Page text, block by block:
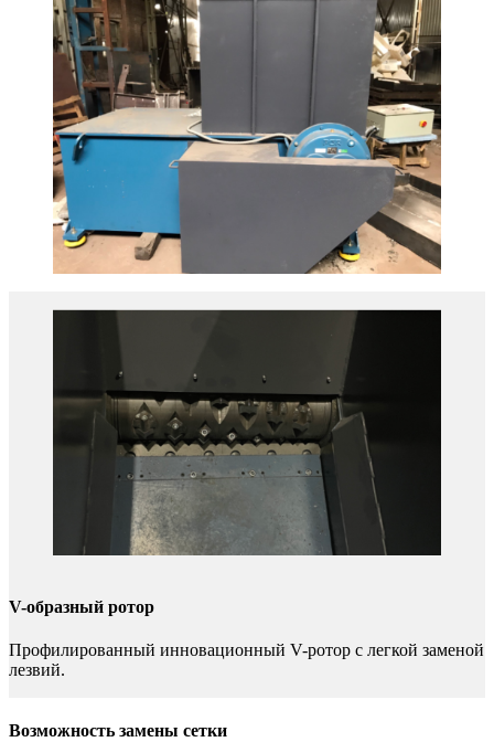
V-образный ротор
Профилированный инновационный V-ротор с легкой заменой
лезвий.
Возможность замены сетки